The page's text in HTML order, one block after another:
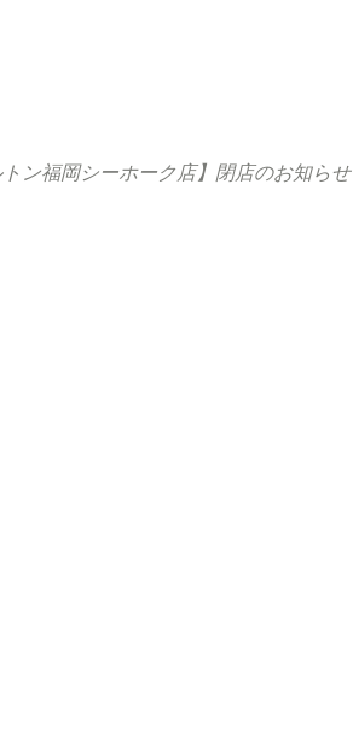
トン福岡シーホーク店】閉店のお知らせ